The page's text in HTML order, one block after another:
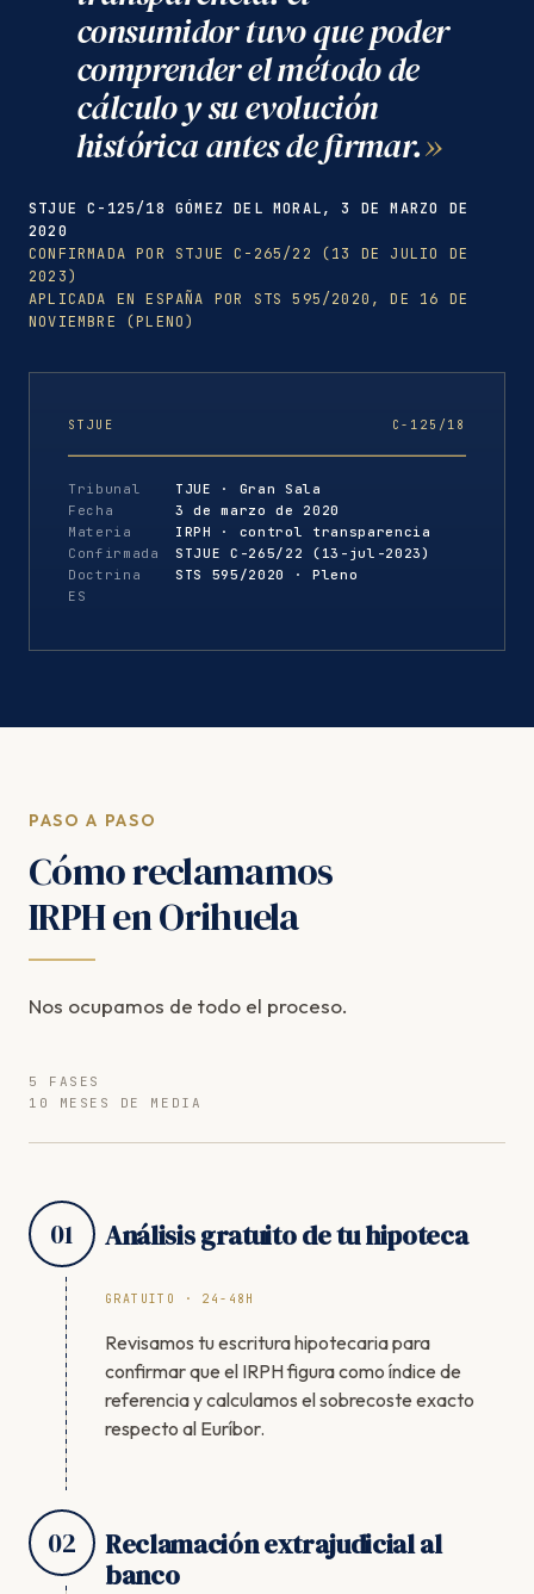
consumidor tuvo que poder
comprender el método de
cálculo y su evolución
histórica antes de firmar.
STJUE C-125/18 GÓMEZ DEL MORAL, 3 DE MARZO DE
2020
CONFIRMADA POR STJUE C-265/22 (13 DE JULIO DE
2023)
APLICADA EN ESPAÑA POR STS 595/2020, DE 16 DE
NOVIEMBRE (PLENO)
STJUE C-125/18
Tribunal
TJUE · Gran Sala
Fecha
3 de marzo de 2020
Materia
IRPH · control transparencia
Confirmada
STJUE C-265/22 (13-jul-2023)
Doctrina
ES
STS 595/2020 · Pleno
PASO A PASO
Cómo reclamamos
IRPH en Orihuela
Nos ocupamos de todo el proceso.
5 FASES
10 MESES DE MEDIA
01 Análisis gratuito de tu hipoteca
GRATUITO · 24-48H
Revisamos tu escritura hipotecaria para
confirmar que el IRPH figura como índice de
referencia y calculamos el sobrecoste exacto
respecto al Euríbor.
02
Reclamación extrajudicial al
banco